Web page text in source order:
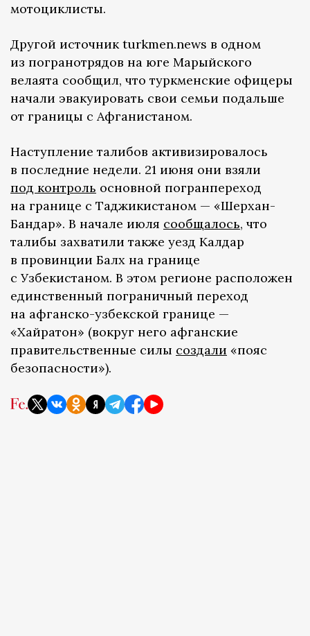
мотоциклисты.
Другой источник turkmen.news в одном
из погранотрядов на юге Марыйского
велаята сообщил, что туркменские офицеры
начали эвакуировать свои семьи подальше
от границы с Афганистаном.
Наступление талибов активизировалось
в последние недели. 21 июня они взяли
под контроль основной погранпереход
на границе с Таджикистаном — «Шерхан-
Бандар». В начале июля сообщалось, что
талибы захватили также уезд Калдар
в провинции Балх на границе
с Узбекистаном. В этом регионе расположен
единственный пограничный переход
на афганско-узбекской границе —
«Хайратон» (вокруг него афганские
правительственные силы создали «пояс
безопасности»).